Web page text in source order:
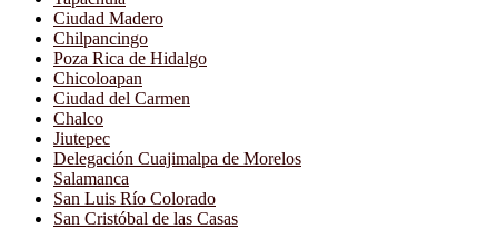
Ciudad Madero
Chilpancingo
Poza Rica de Hidalgo
Chicoloapan
Ciudad del Carmen
Chalco
Jiutepec
Delegación Cuajimalpa de Morelos
Salamanca
San Luis Río Colorado
San Cristóbal de las Casas